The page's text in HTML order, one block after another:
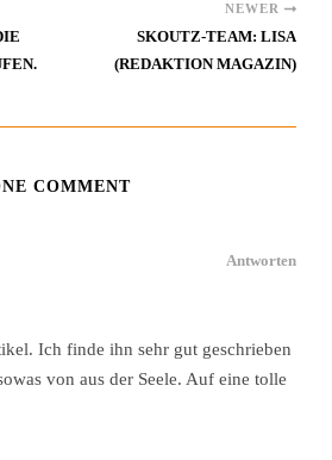
NEWER
SKOUTZ-TEAM: LISA
(REDAKTION MAGAZIN)
COMMENT
Antworten
Ich finde ihn sehr gut geschrieben
von aus der Seele. Auf eine tolle